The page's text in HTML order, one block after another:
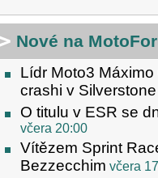
Nové na
Lídr Moto3
crashi v Silverstone
O titulu v ESR se
včera 20:00
Vítězem Sprint
Bezzecchim včera